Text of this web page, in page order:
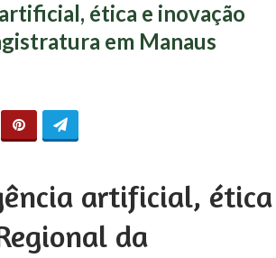
ética e inovação
em Manaus
artificial, ética
da